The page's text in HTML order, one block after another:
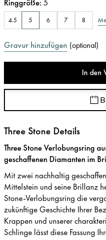
Ringgröße: 5
4.5 5 6 7 8
Gravur hinzufügen (optional)
In den
Three Stone Details
Three Stone Verlobungsring
geschaffenen Diamanten im
Mit zwei nachhaltig
Mittelstein und seine Brillanz
Stone-Verlobungsring die
zukünftige Geschichte Ihrer
Krappen und unserer
Schlinge lässt diese Fassung